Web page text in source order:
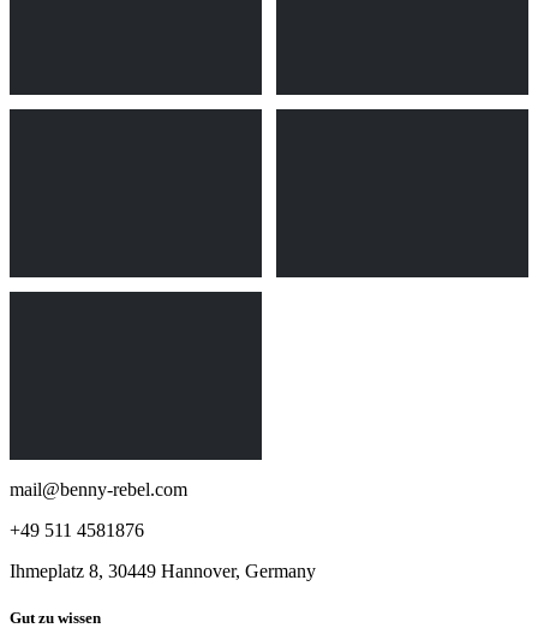
mail@benny-rebel.com
+49 511 4581876
Ihmeplatz 8, 30449 Hannover, Germany
Gut zu wissen